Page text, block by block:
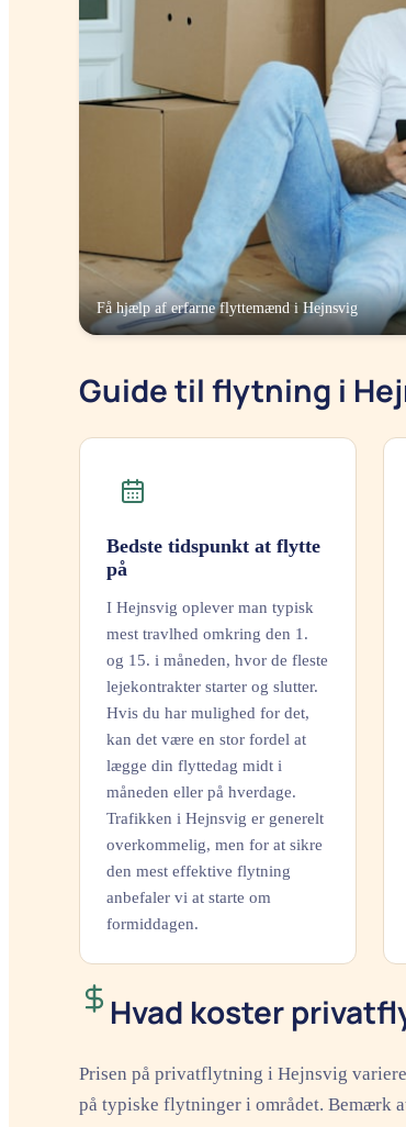
Få hjælp af erfarne flyttemænd i Hejnsvig
Guide til flytning i
Bedste tidspunkt at flytte
på
I Hejnsvig oplever man typisk
mest travlhed omkring den 1.
og 15. i måneden, hvor de fleste
lejekontrakter starter og slutter.
Hvis du har mulighed for det,
kan det være en stor fordel at
lægge din flyttedag midt i
måneden eller på hverdage.
Trafikken i Hejnsvig er generelt
overkommelig, men for at sikre
den mest effektive flytning
anbefaler vi at starte om
formiddagen.
Hvad koster
Prisen på privatflytning i Hejnsvig
på typiske flytninger i området. Bemærk